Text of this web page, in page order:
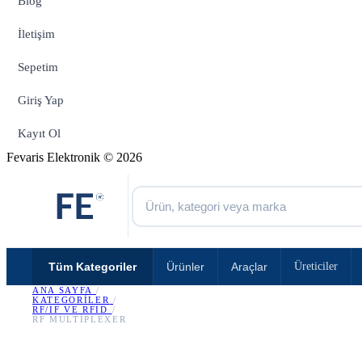
İletişim
Sepetim
Giriş Yap
Kayıt Ol
Fevaris Elektronik © 2026
Tüm Kategoriler Ürünler Araçlar Üreticiler
ANA SAYFA /
KATEGORILER /
RF/IF VE RFID /
RF MULTIPLEXER